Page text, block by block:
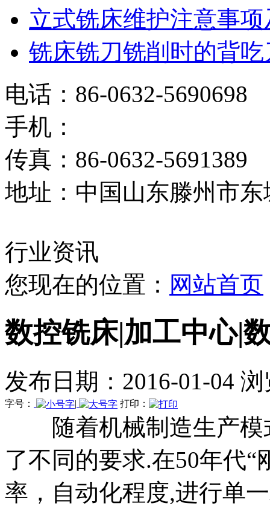
立式铣床维护注意事项
铣床铣刀铣削时的背吃
电话：86-0632-5690698
手机：
传真：86-0632-5691389
地址：中国山东滕州市
行业资讯
您现在的位置： 网站首页
数控铣床|加工中心|
发布日期：2016-01-04
字号： | 打印：
随着机械制造生产模
了不同的要求.在50年代
率，自动化程度,进行单